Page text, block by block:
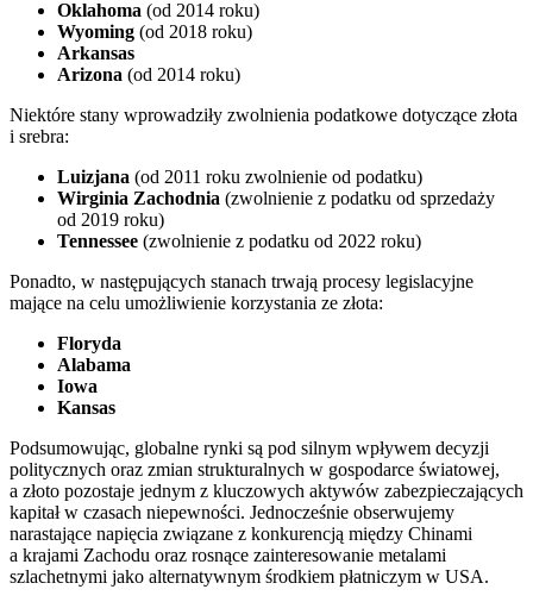
Oklahoma (od 2014 roku)
Wyoming (od 2018 roku)
Arkansas
Arizona (od 2014 roku)
Niektóre stany wprowadziły zwolnienia podatkowe dotyczące złota
i srebra:
Luizjana (od 2011 roku zwolnienie od podatku)
Wirginia Zachodnia (zwolnienie z podatku od sprzedaży
od 2019 roku)
Tennessee (zwolnienie z podatku od 2022 roku)
Ponadto, w następujących stanach trwają procesy legislacyjne
mające na celu umożliwienie korzystania ze złota:
Floryda
Alabama
Iowa
Kansas
Podsumowując, globalne rynki są pod silnym wpływem decyzji
politycznych oraz zmian strukturalnych w gospodarce światowej,
a złoto pozostaje jednym z kluczowych aktywów zabezpieczających
kapitał w czasach niepewności. Jednocześnie obserwujemy
narastające napięcia związane z konkurencją między Chinami
a krajami Zachodu oraz rosnące zainteresowanie metalami
szlachetnymi jako alternatywnym środkiem płatniczym w USA.